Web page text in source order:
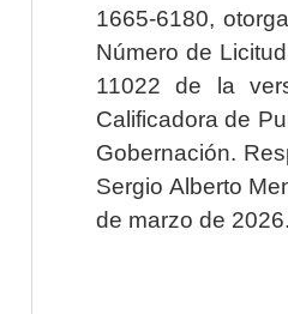
1665-6180,
Número de
11022 de la
Calificadora de
Gobernación.
Sergio Alberto
de marzo de 2026.